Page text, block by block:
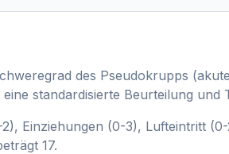
des Pseudokrupps
standardisierte Beurteilung und
Einziehungen (0-3), Lufteintritt
17.